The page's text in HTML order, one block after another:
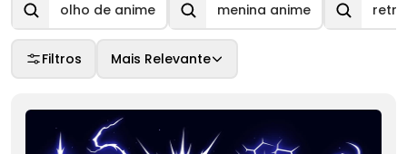
olho de anime menina anime
Filtros Mais Relevante